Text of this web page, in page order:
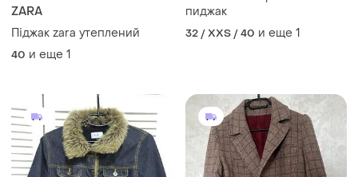
ZARA
Піджак zara утеплений
40 и еще 1
пиджак
32 / XXS / 40 и еще 1